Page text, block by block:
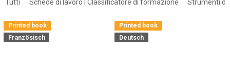
Tutti Schede di lavoro | Classificatore di formazione Strumenti di
Printed book
Französisch
Printed book
Deutsch